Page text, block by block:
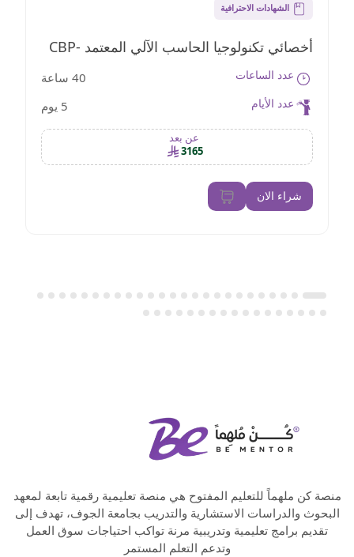
الشهادات الاحترافية
أخصائي تكنولوجيا الحاسب الآلي المعتمد CBP-
CT
عدد الساعات 40 ساعة
عدد الأيام 5 يوم
عن بعد
3165
شراء الان
منصة كن ملهماً للتعليم المفتوح هي منصة تعليمية رقمية تابعة لمعهد
البحوث والدراسات الاستشارية والتدريب بجامعة الجوف، تهدف إلى
تقديم برامج تعليمية وتدريبية مرنة تواكب احتياجات سوق العمل
وتدعم التعلم المستمر